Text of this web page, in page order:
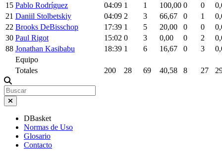
15 Pablo Rodríguez 04:09 1 1 100,00 0 0
21 Daniil Stolbetskiy 04:09 2 3 66,67 0 1
22 Brooks DeBisschop 17:39 1 5 20,00 0 0
30 Paul Rigot 15:02 0 3 0,00 0 2
88 Jonathan Kasibabu 18:39 1 6 16,67 0 3
Equipo
Totales
200 28 69 40,58 8 27
DBasket
Normas de Uso
Glosario
Contacto